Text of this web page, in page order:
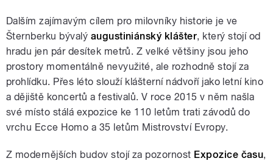
Dalším zajímavým cílem pro milovníky historie je ve
Šternberku bývalý augustiniánský klášter, který stojí od
hradu jen pár desítek metrů. Z velké většiny jsou jeho
prostory momentálně nevyužité, ale rozhodně stojí za
prohlídku. Přes léto slouží klášterní nádvoří jako letní kino
a dějiště koncertů a festivalů. V roce 2015 v něm našla
své místo stálá expozice ke 110 letům trati závodů do
vrchu Ecce Homo a 35 letům Mistrovství Evropy.
Z modernějších budov stojí za pozornost Expozice času,